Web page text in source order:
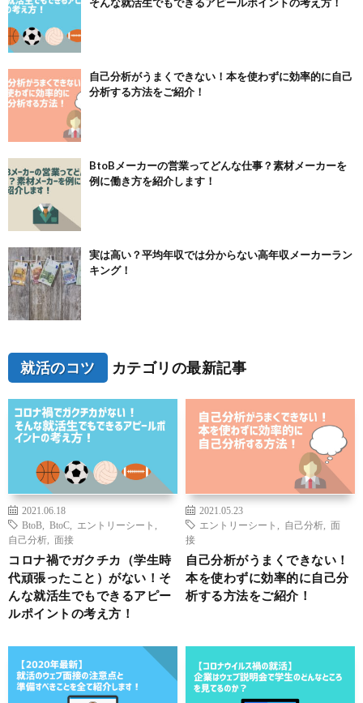
自己分析がうまくできない！本を使わずに効率的に自己
分析する方法をご紹介！
BtoBメーカーの営業ってどんな仕事？素材メーカーを
例に働き方を紹介します！
実は高い？平均年収では分からない高年収メーカーラン
キング！
就活のコツ カテゴリの最新記事
2021.06.18
BtoB
BtoC エントリーシート
自己分析
面接
コロナ禍でガクチカ（学生時
代頑張ったこと）がない！そ
んな就活生でもできるアピー
ルポイントの考え方！
2021.05.23
エントリーシート
自己分析
面
接
自己分析がうまくできない！
本を使わずに効率的に自己分
析する方法をご紹介！